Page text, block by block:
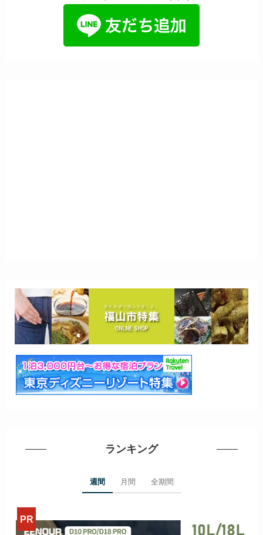
ランキング
週間 月間 全期間